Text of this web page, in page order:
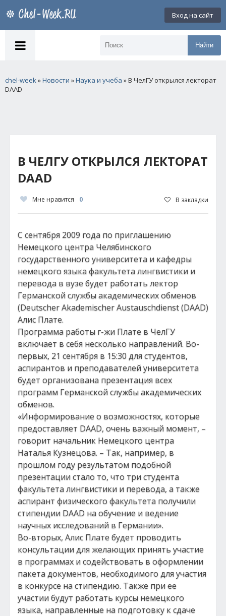
Вход на сайт
Найти
chel-week»Новости »Наука и учеба » В ЧелГУ открылся лекторат
DAAD
В ЧЕЛГУ ОТКРЫЛСЯ ЛЕКТОРАТ
DAAD
Мне нравится 0 В закладки
С сентября 2009 года по приглашению
Немецкого центра Челябинского
государственного университета и кафедры
немецкого языка факультета лингвистики и
перевода в вузе будет работать лектор
Германской службы академических обменов
(Deutscher Akademischer Austauschdienst (DAAD)
Алис Плате.
Программа работы г-жи Плате в ЧелГУ
включает в себя несколько направлений. Во-
первых, 21 сентября в 15:30 для студентов,
аспирантов и преподавателей университета
будет организована презентация всех
программ Германской службы академических
обменов.
«Информирование о возможностях, которые
предоставляет DAAD, очень важный момент, –
говорит начальник Немецкого центра
Наталья Кузнецова. – Так, например, в
прошлом году результатом подобной
презентации стало то, что три студента
факультета лингвистики и перевода, а также
аспирант физического факультета получили
стипендии DAAD на обучение и ведение
научных исследований в Германии».
Во-вторых, Алис Плате будет проводить
консультации для желающих принять участие
в программах и содействовать в оформлении
пакета документов, необходимого для участия
в конкурсе на стипендию. Также при ее
участии будут работать курсы немецкого
языка, направленные на подготовку к сдаче